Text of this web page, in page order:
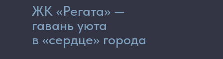
ЖК «Регата» —
гавань уюта
в «сердце» города